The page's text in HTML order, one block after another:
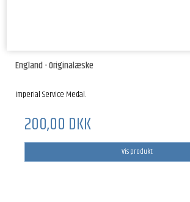
England - Originalæske
Imperial Service Medal.
200,00 DKK
Vis produkt